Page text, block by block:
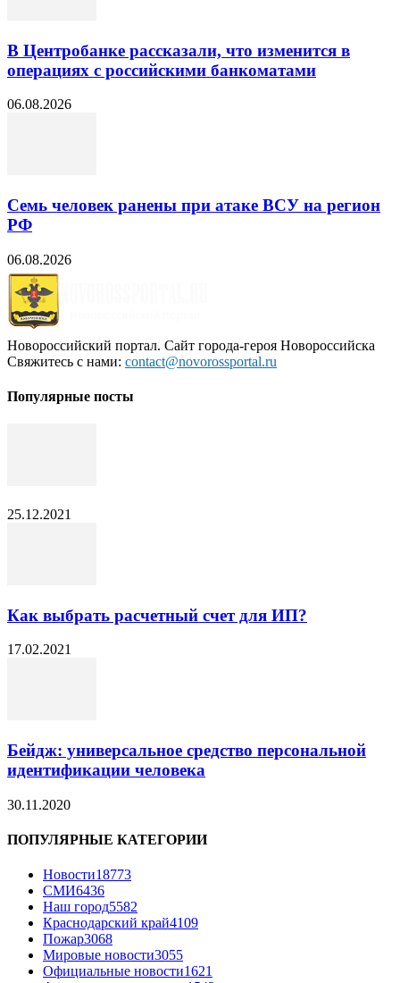
В Центробанке рассказали, что изменится в
операциях с российскими банкоматами
06.08.2026
Семь человек ранены при атаке ВСУ на регион
РФ
06.08.2026
Новороссийский портал. Сайт города-героя Новороссийска
Свяжитесь с нами: contact@novorossportal.ru
Популярные посты
25.12.2021
Как выбрать расчетный счет для ИП?
17.02.2021
Бейдж: универсальное средство персональной
идентификации человека
30.11.2020
ПОПУЛЯРНЫЕ КАТЕГОРИИ
Новости18773
СМИ6436
Наш город5582
Краснодарский край4109
Пожар3068
Мировые новости3055
Официальные новости1621